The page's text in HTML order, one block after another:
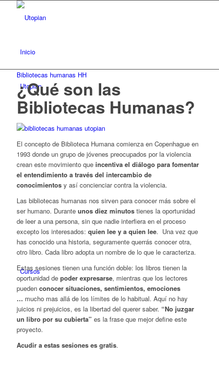
Inicio
Utopian
Cursos
Bibliotecas humanas HH
¿Qué son las
Bibliotecas Humanas?
El concepto de Biblioteca Humana comienza en Copenhague en
1993 donde un grupo de jóvenes preocupados por la violencia
crean este movimiento que incentiva el diálogo para fomentar
el entendimiento a través del intercambio de
conocimientosy así concienciar contra la violencia.
Las bibliotecas humanas nos sirven para conocer más sobre el
ser humano. Durante unos diez minutostienes la oportunidad
de leer a una persona, sin que nadie interfiera en el proceso
excepto los interesados: quien lee y a quien lee. Una vez que
has conocido una historia, seguramente querrás conocer otra,
otro libro. Cada libro adopta un nombre de lo que le caracteriza.
Estas sesiones tienen una función doble: los libros tienen la
oportunidad de poder expresarse, mientras que los lectores
pueden conocer situaciones, sentimientos, emociones
… mucho mas allá de los límites de lo habitual. Aquí no hay
juicios ni prejuicios, es la libertad del querer saber. “No juzgar
un libro por su cubierta” es la frase que mejor define este
proyecto.
Acudir a estas sesiones es gratis.